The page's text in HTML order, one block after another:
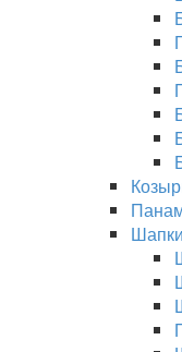
Шапки